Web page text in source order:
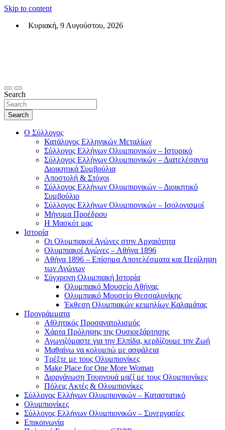
Skip to content
Κυριακή, 9 Αυγούστου, 2026
Search
Search
Ο Σύλλογος
Κατάλογος Ελληνικών Μεταλίων
Σύλλογος Ελλήνων Ολυμπιονικών – Ιστορικό
Σύλλογος Ελλήνων Ολυμπιονικών – Διατελέσαντα
Διοικητικά Συμβούλια
Αποστολή & Στόχοι
Σύλλογος Ελλήνων Ολυμπιονικών – Διοικητικό
Συμβούλιο
Σύλλογος Ελλήνων Ολυμπιονικών – Ισολογισμοί
Μήνυμα Προέδρου
Η Μασκότ μας
Ιστορία
Οι Ολυμπιακοί Αγώνες στην Αρχαιότητα
Ολυμπιακοί Αγώνες – Αθήνα 1896
Αθήνα 1896 – Επίσημα Αποτελέσματα και Περίληψη
των Αγώνων
Σύγχρονη Ολυμπιακή Ιστορία
Ολυμπιακό Μουσείο Αθήνας
Ολυμπιακό Μουσείο Θεσσαλονίκης
Έκθεση Ολυμπιακών κειμηλίων Καλαμάτας
Προγράμματα
Αθλητικός Προσανατολισμός
Χάρτα Πρόληψης της Ουσιοεξάρτησης
Αγωνιζόμαστε για την Ελπίδα, κερδίζουμε την Ζωή
Μαθαίνω να κολυμπώ με ασφάλεια
Τρέξτε με τους Ολυμπιονίκες
Make Place for One More Woman
Διοργάνωση Τουρνουά μαζί με τους Ολυμπιονίκες
Πόλεις Ακτές & Ολυμπιονίκες
Σύλλογος Ελλήνων Ολυμπιονικών – Καταστατικό
Ολυμπιονίκες
Σύλλογος Ελλήνων Ολυμπιονικών – Συνεργασίες
Επικοινωνία